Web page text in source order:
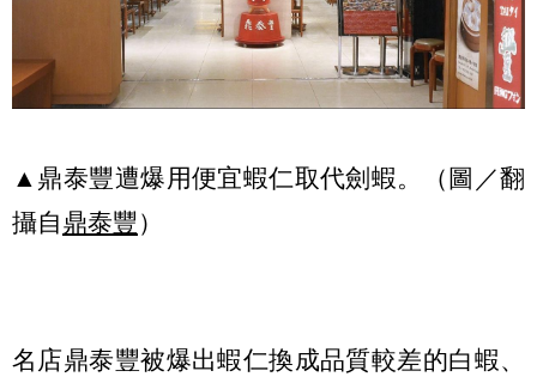
▲鼎泰豐遭爆用便宜蝦仁取代劍蝦。（圖／翻
攝自鼎泰豐 ）
名店鼎泰豐被爆出蝦仁換成品質較差的白蝦、